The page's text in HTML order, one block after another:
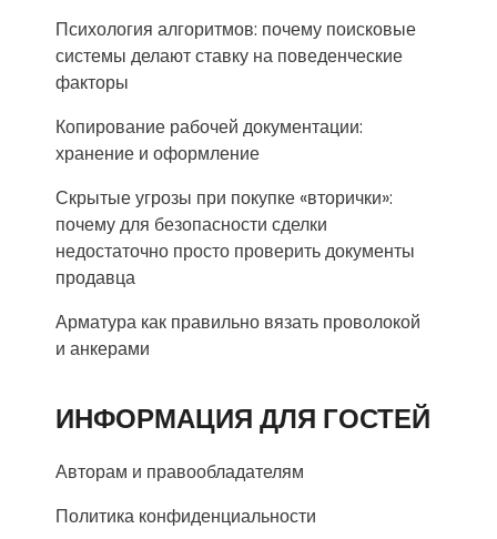
Психология алгоритмов: почему поисковые
системы делают ставку на поведенческие
факторы
Копирование рабочей документации:
хранение и оформление
Скрытые угрозы при покупке «вторички»:
почему для безопасности сделки
недостаточно просто проверить документы
продавца
Арматура как правильно вязать проволокой
и анкерами
ИНФОРМАЦИЯ ДЛЯ ГОСТЕЙ
Авторам и правообладателям
Политика конфиденциальности